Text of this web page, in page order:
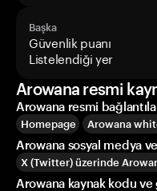
Başka
Güvenlik puanı
Listelendiği yer
Arowana resmi
Arowana resmi
Homepage Arowana
Arowana sosyal medya
X (Twitter) üzerinde
Arowana kaynak kodu